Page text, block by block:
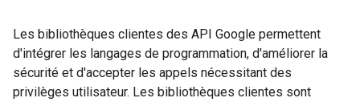
Les bibliothèques clientes des API Google permettent
d'intégrer les langages de programmation, d'améliorer la
sécurité et d'accepter les appels nécessitant des
privilèges utilisateur. Les bibliothèques clientes sont